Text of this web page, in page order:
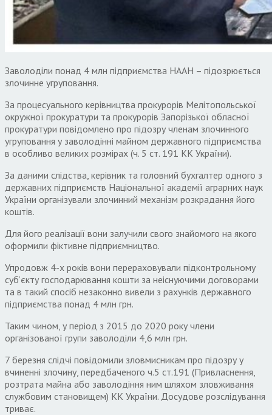
​​Заволоділи понад 4 млн підприємства НААН – підозрюється
злочинне угруповання.
За процесуального керівництва прокурорів Мелітопольської
окружної прокуратури та прокурорів Запорізької обласної
прокуратури повідомлено про підозру членам злочинного
угруповання у заволодінні майном державного підприємства
в особливо великих розмірах (ч. 5 ст. 191 КК України).
За даними слідства, керівник та головний бухгалтер одного з
державних підприємств Національної академії аграрних наук
України організували злочинний механізм розкрадання його
коштів.
Для його реалізації вони залучили свого знайомого на якого
оформили фіктивне підприємництво.
Упродовж 4-х років вони перераховували підконтрольному
суб’єкту господарювання кошти за неіснуючими договорами
та в такий спосіб незаконно вивели з рахунків державного
підприємства понад 4 млн грн.
Таким чином, у період з 2015 до 2020 року члени
організованої групи заволоділи 4,6 млн грн.
7 березня слідчі повідомили зловмисникам про підозру у
вчиненні злочину, передбаченого ч.5 ст.191 (Привласнення,
розтрата майна або заволодіння ним шляхом зловживання
службовим становищем) КК України. Досудове розслідування
триває.